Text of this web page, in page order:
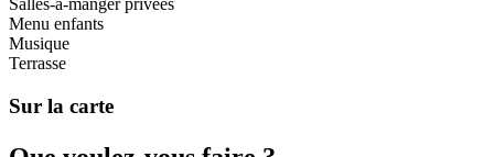
Menu enfants
Musique
Terrasse
Sur la carte